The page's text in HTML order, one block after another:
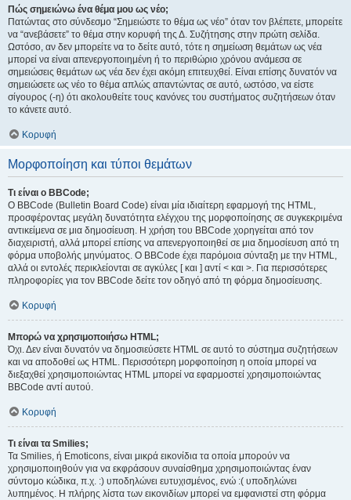
Πώς σημειώνω ένα θέμα μου ως νέο;
Πατώντας στο σύνδεσμο “Σημειώστε το θέμα ως νέο” όταν τον βλέπετε, μπορείτε
να “ανεβάσετε” το θέμα στην κορυφή της Δ. Συζήτησης στην πρώτη σελίδα.
Ωστόσο, αν δεν μπορείτε να το δείτε αυτό, τότε η σημείωση θεμάτων ως νέα
μπορεί να είναι απενεργοποιημένη ή το περιθώριο χρόνου ανάμεσα σε
σημειώσεις θεμάτων ως νέα δεν έχει ακόμη επιτευχθεί. Είναι επίσης δυνατόν να
σημειώσετε ως νέο το θέμα απλώς απαντώντας σε αυτό, ωστόσο, να είστε
σίγουρος (-η) ότι ακολουθείτε τους κανόνες του συστήματος συζητήσεων όταν
το κάνετε αυτό.
Κορυφή
Μορφοποίηση και τύποι θεμάτων
Τι είναι ο BBCode;
Ο BBCode (Bulletin Board Code) είναι μία ιδιαίτερη εφαρμογή της HTML,
προσφέροντας μεγάλη δυνατότητα ελέγχου της μορφοποίησης σε συγκεκριμένα
αντικείμενα σε μια δημοσίευση. Η χρήση του BBCode χορηγείται από τον
διαχειριστή, αλλά μπορεί επίσης να απενεργοποιηθεί σε μια δημοσίευση από τη
φόρμα υποβολής μηνύματος. Ο BBCode έχει παρόμοια σύνταξη με την HTML,
αλλά οι εντολές περικλείονται σε αγκύλες [ και ] αντί < και >. Για περισσότερες
πληροφορίες για τον BBCode δείτε τον οδηγό από τη φόρμα δημοσίευσης.
Κορυφή
Μπορώ να χρησιμοποιήσω HTML;
Όχι. Δεν είναι δυνατόν να δημοσιεύσετε HTML σε αυτό το σύστημα συζητήσεων
και να αποδοθεί ως HTML. Περισσότερη μορφοποίηση η οποία μπορεί να
διεξαχθεί χρησιμοποιώντας HTML μπορεί να εφαρμοστεί χρησιμοποιώντας
BBCode αντί αυτού.
Κορυφή
Τι είναι τα Smilies;
Τα Smilies, ή Emoticons, είναι μικρά εικονίδια τα οποία μπορούν να
χρησιμοποιηθούν για να εκφράσουν συναίσθημα χρησιμοποιώντας έναν
σύντομο κώδικα, π.χ. :) υποδηλώνει ευτυχισμένος, ενώ :( υποδηλώνει
λυπημένος. Η πλήρης λίστα των εικονιδίων μπορεί να εμφανιστεί στη φόρμα